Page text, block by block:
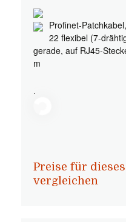
Profinet-
22 flexibel (7-
gerade, auf RJ45-
m
.
Preise für
vergleichen